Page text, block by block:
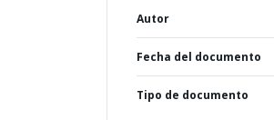
Autor
Fecha del documento
Tipo de documento